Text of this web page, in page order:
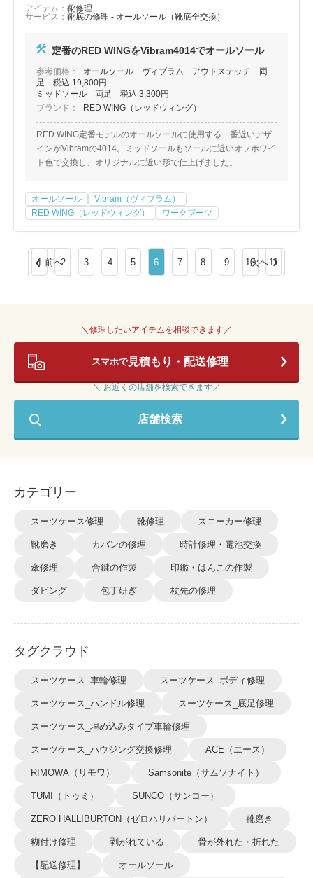
アイテム： 靴修理
サービス： 靴底の修理 - オールソール（靴底全交換）
定番のRED WINGをVibram4014でオールソール
参考価格：
オールソール ヴィブラム アウトステッチ 両
足 税込 19,800円
ミッドソール 両足 税込 3,300円
ブランド：
RED WING（レッドウィング）
RED WING定番モデルのオールソールに使用する一番近いデザ
インがVibramの4014。ミッドソールもソールに近いオフホワイ
ト色で交換し、オリジナルに近い形で仕上げました。
オールソール
Vibram（ヴィブラム）
RED WING（レッドウィング）
ワークブーツ
前へ
1 2 3 4 5 6 7 8 9 10 11
次へ
＼修理したいアイテムを相談できます／
スマホで見積もり・配送修理
＼ お近くの店舗を検索できます／
店舗検索
カテゴリー
スーツケース修理 靴修理 スニーカー修理
靴磨き カバンの修理 時計修理・電池交換
傘修理 合鍵の作製 印鑑・はんこの作製
ダビング 包丁研ぎ 杖先の修理
タグクラウド
スーツケース_車輪修理 スーツケース_ボディ修理
スーツケース_ハンドル修理 スーツケース_底足修理
スーツケース_埋め込みタイプ車輪修理
スーツケース_ハウジング交換修理 ACE（エース）
RIMOWA（リモワ） Samsonite（サムソナイト）
TUMI（トゥミ） SUNCO（サンコー）
ZERO HALLIBURTON（ゼロハリバートン） 靴磨き
糊付け修理 剥がれている 骨が外れた・折れた
【配送修理】 オールソール